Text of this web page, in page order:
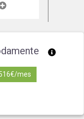
mes